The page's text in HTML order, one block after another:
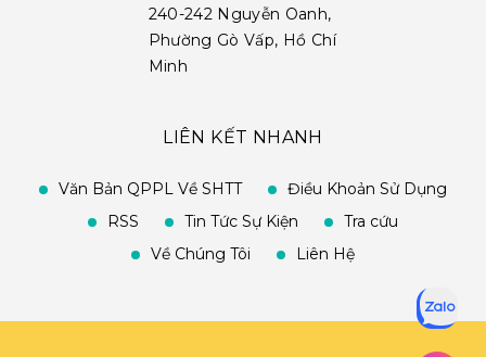
240-242 Nguyễn Oanh,
Phường Gò Vấp, Hồ Chí
Minh
LIÊN KẾT NHANH
Văn Bản QPPL Về SHTT
Điều Khoản Sử Dụng
RSS
Tin Tức Sự Kiện
Tra cứu
Về Chúng Tôi
Liên Hệ